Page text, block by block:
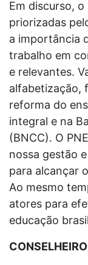
Em discurso,
priorizadas
a importância
trabalho em
e relevantes.
alfabetização,
reforma do
integral e na
(BNCC). O
nossa gestão
para alcançar
Ao mesmo
atores para
educação